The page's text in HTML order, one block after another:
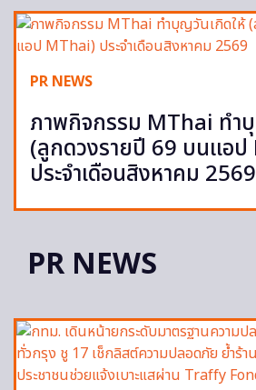
PR NEWS
ภาพกิจกรรม MThai ทำ
(ลูกดวงรายปี 69 บนแอ
ประจำเดือนสิงหาคม 2569
PR NEWS